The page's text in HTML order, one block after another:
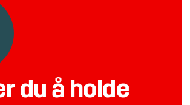
du å holde